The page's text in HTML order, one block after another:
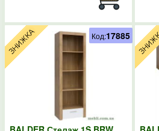
Код:17885